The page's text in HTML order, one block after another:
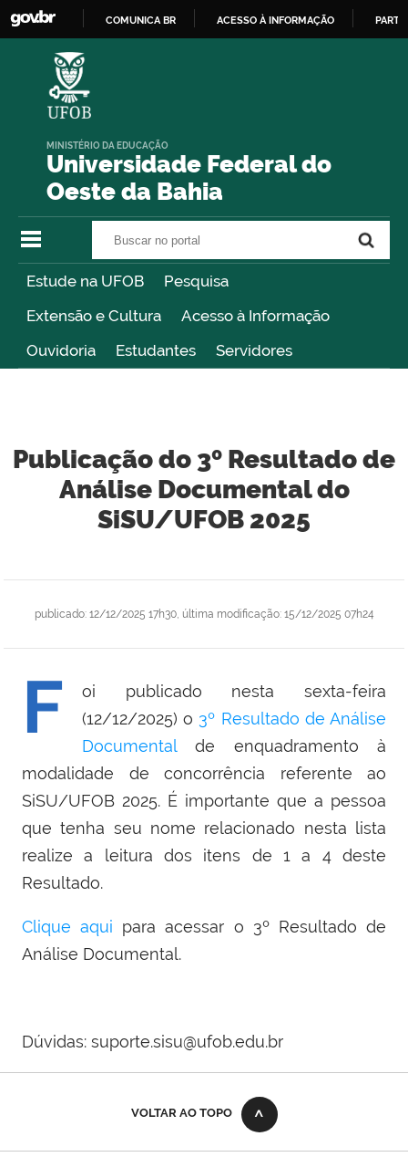
COMUNICA BR ACESSO À INFORMAÇÃO
Universidade Federal do
Oeste da Bahia
MINISTÉRIO DA EDUCAÇÃO
Estude na UFOB
Pesquisa
Extensão e Cultura
Acesso à Informação
Ouvidoria
Estudantes Servidores
Publicação do 3º Resultado de
Análise Documental do
SiSU/UFOB 2025
publicado: 12/12/2025 17h30, última modificação: 15/12/2025 07h24
F
oi publicado nesta sexta-feira
(12/12/2025) o 3º Resultado de Análise
Documentalde enquadramento à
modalidade de concorrência referente ao
SiSU/UFOB 2025. É importante que a pessoa
que tenha seu nome relacionado nesta lista
realize a leitura dos itens de 1 a 4 deste
Resultado.
Clique aqui para acessar o 3º Resultado de
Análise Documental.
Dúvidas: suporte.sisu@ufob.edu.br
VOLTAR AO TOPO